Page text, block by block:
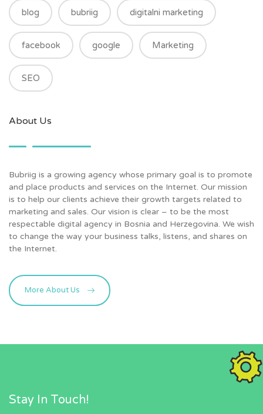
blog bubriig digitalni marketing
facebook google Marketing
SEO
About Us
Bubriig is a growing agency whose primary goal is to promote
and place products and services on the Internet. Our mission
is to help our clients achieve their growth targets related to
marketing and sales. Our vision is clear – to be the most
respectable digital agency in Bosnia and Herzegovina. We wish
to change the way your business talks, listens, and shares on
the Internet.
More About Us
Stay In Touch!